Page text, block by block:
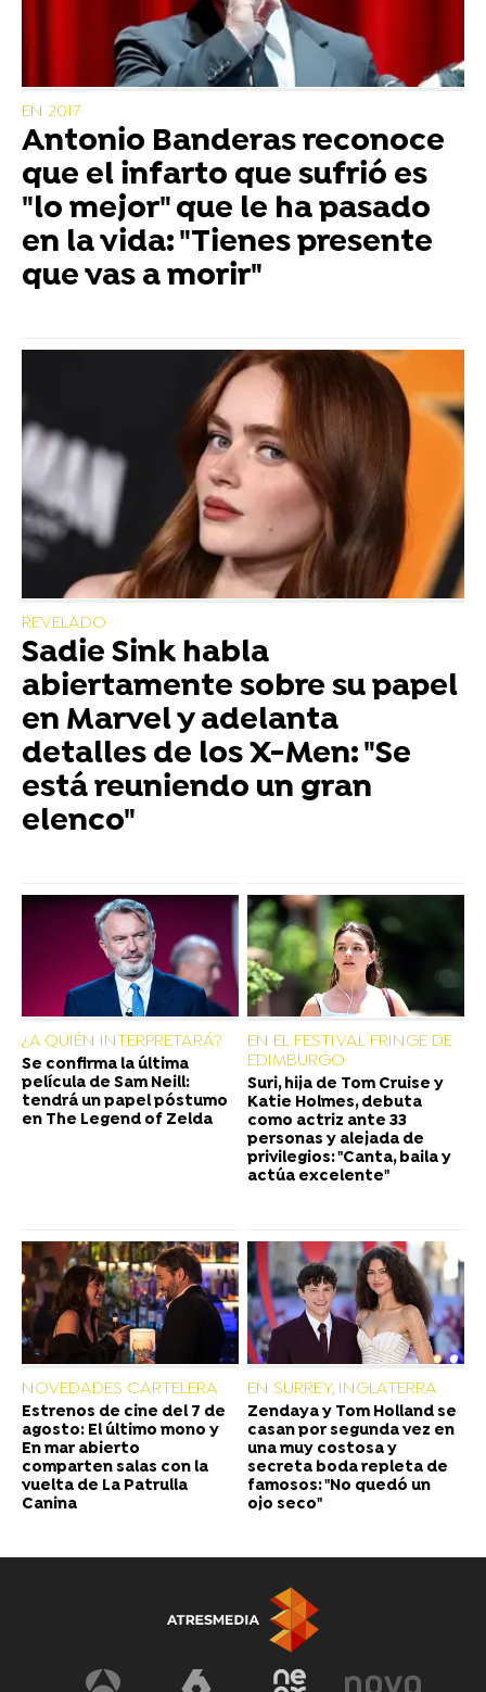
EN 2017
Antonio Banderas reconoce
que el infarto que sufrió es
"lo mejor" que le ha pasado
en la vida: "Tienes presente
que vas a morir"
REVELADO
Sadie Sink habla
abiertamente sobre su papel
en Marvel y adelanta
detalles de los X-Men: "Se
está reuniendo un gran
elenco"
¿A QUIÉN INTERPRETARÁ?
Se confirma la última
película de Sam Neill:
tendrá un papel póstumo
en The Legend of Zelda
EN EL FESTIVAL FRINGE DE
EDIMBURGO
Suri, hija de Tom Cruise y
Katie Holmes, debuta
como actriz ante 33
personas y alejada de
privilegios: "Canta, baila y
actúa excelente"
NOVEDADES CARTELERA
Estrenos de cine del 7 de
agosto: El último mono y
En mar abierto
comparten salas con la
vuelta de La Patrulla
Canina
EN SURREY, INGLATERRA
Zendaya y Tom Holland se
casan por segunda vez en
una muy costosa y
secreta boda repleta de
famosos: "No quedó un
ojo seco"